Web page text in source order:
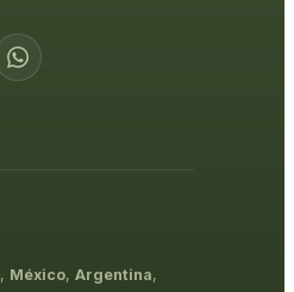
, México, Argentina,